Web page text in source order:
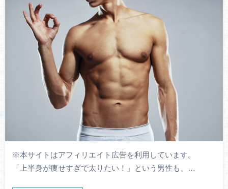
※本サイトはアフィリエイト広告を利用しています。
「上半身が痩せすぎで太りたい！」という男性も、…